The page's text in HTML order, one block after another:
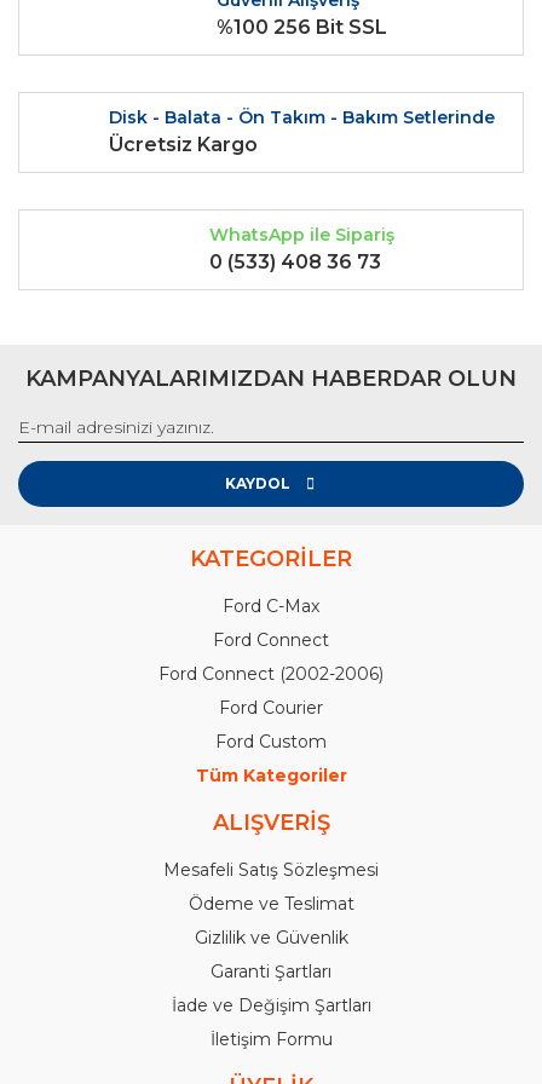
Gönder
%100 256 Bit SSL
Disk - Balata - Ön Takım - Bakım Setlerinde
Ücretsiz Kargo
WhatsApp ile Sipariş
0 (533) 408 36 73
KAMPANYALARIMIZDAN HABERDAR OLUN
KAYDOL
KATEGORİLER
Ford C-Max
Ford Connect
Ford Connect (2002-2006)
Ford Courier
Ford Custom
Tüm Kategoriler
ALIŞVERİŞ
Mesafeli Satış Sözleşmesi
Ödeme ve Teslimat
Gizlilik ve Güvenlik
Garanti Şartları
İade ve Değişim Şartları
İletişim Formu